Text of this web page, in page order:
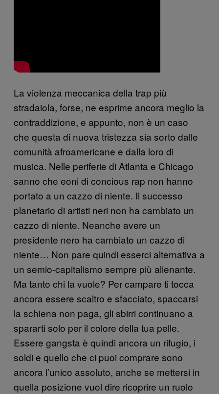
La violenza meccanica della trap più
stradaiola, forse, ne esprime ancora meglio la
contraddizione, e appunto, non è un caso
che questa di nuova tristezza sia sorto dalle
comunità afroamericane e dalla loro di
musica. Nelle periferie di Atlanta e Chicago
sanno che eoni di concious rap non hanno
portato a un cazzo di niente. Il successo
planetario di artisti neri non ha cambiato un
cazzo di niente. Neanche avere un
presidente nero ha cambiato un cazzo di
niente… Non pare quindi esserci alternativa a
un semio-capitalismo sempre più alienante.
Ma tanto chi la vuole? Per campare ti tocca
ancora essere scaltro e sfacciato, spaccarsi
la schiena non paga, gli sbirri continuano a
spararti solo per il colore della tua pelle.
Essere gangsta è quindi ancora un rifugio, i
soldi e quello che ci puoi comprare sono
ancora l’unico assoluto, anche se mettersi in
quella posizione vuol dire ricoprire un ruolo